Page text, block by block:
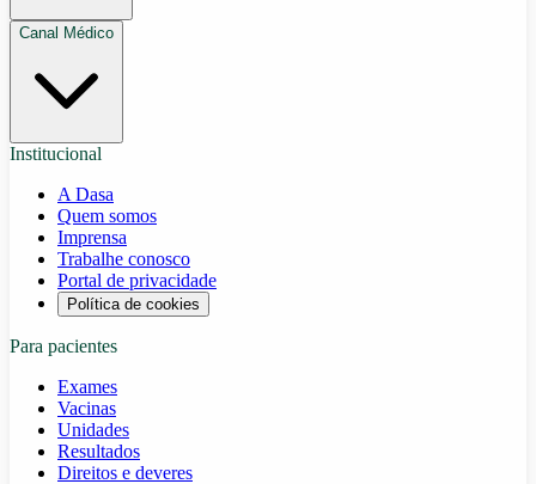
Canal Médico
Institucional
A Dasa
Quem somos
Imprensa
Trabalhe conosco
Portal de privacidade
Política de cookies
Para pacientes
Exames
Vacinas
Unidades
Resultados
Direitos e deveres